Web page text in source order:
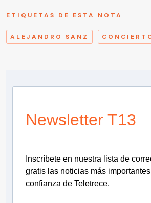
ETIQUETAS DE ESTA NOTA
ALEJANDRO SANZ
Newsletter T13
Inscríbete en nuestra lista de
gratis las noticias más
confianza de Teletrece.